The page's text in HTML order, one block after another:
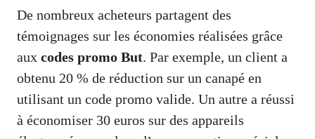
De nombreux acheteurs partagent des
témoignages sur les économies réalisées grâce
aux codes promo But. Par exemple, un client a
obtenu 20 % de réduction sur un canapé en
utilisant un code promo valide. Un autre a réussi
à économiser 30 euros sur des appareils